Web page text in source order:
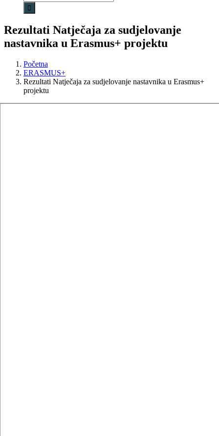
Rezultati Natječaja za sudjelovanje
nastavnika u Erasmus+ projektu
Početna
ERASMUS+
Rezultati Natječaja za sudjelovanje nastavnika u Erasmus+
projektu